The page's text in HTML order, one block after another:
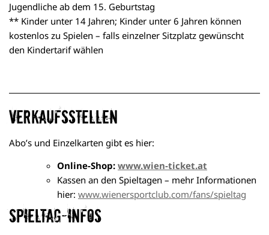
Jugendliche ab dem 15. Geburtstag
** Kinder unter 14 Jahren; Kinder unter 6 Jahren können
kostenlos zu Spielen – falls einzelner Sitzplatz gewünscht
den Kindertarif wählen
Verkaufsstellen
Abo’s und Einzelkarten gibt es hier:
Online-Shop: www.wien-ticket.at
Kassen an den Spieltagen – mehr Informationen
hier: www.wienersportclub.com/fans/spieltag
Spieltag-Infos